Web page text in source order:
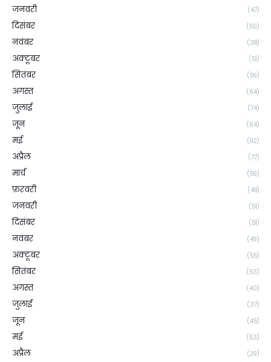
जनवरी (47)
दिसंबर (50)
नवंबर (38)
अक्टूबर (51)
सितंबर (59)
अगस्त (64)
जुलाई (74)
जून (64)
मई (92)
अप्रैल (77)
मार्च (59)
फ़रवरी (48)
जनवरी (51)
दिसंबर (51)
नवंबर (49)
अक्टूबर (55)
सितंबर (53)
अगस्त (40)
जुलाई (37)
जून (45)
मई (53)
अप्रैल (29)